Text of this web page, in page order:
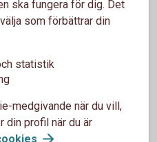
(vårdnadshavare)
eller appen.
gäller.
på för internetköp.
ska fungera för dig. Det
som förbättrar din
statistik
medgivande när du vill,
din profil när du är
.